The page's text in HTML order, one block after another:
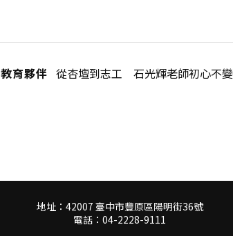
教育夥伴 從杏壇到志工 石光輝老師初心不變
地址：42007 臺中市豐原區陽明街36號
電話：04-2228-9111